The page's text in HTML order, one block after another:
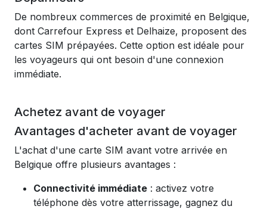
De nombreux commerces de proximité en Belgique,
dont Carrefour Express et Delhaize, proposent des
cartes SIM prépayées. Cette option est idéale pour
les voyageurs qui ont besoin d'une connexion
immédiate.
Achetez avant de voyager
Avantages d'acheter avant de voyager
L'achat d'une carte SIM avant votre arrivée en
Belgique offre plusieurs avantages :
Connectivité immédiate : activez votre
téléphone dès votre atterrissage, gagnez du